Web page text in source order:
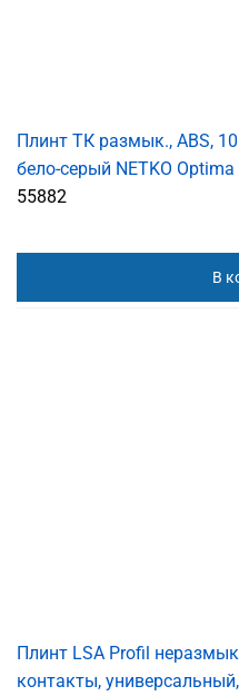
Плинт ТК размык., ABS,
бело-серый NETKO Optima
55882
В
Плинт LSA Profil
контакты,